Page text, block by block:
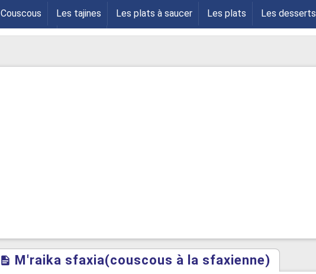
Couscous Les tajines Les plats à saucer Les plats Les desserts
Les entrées Astuces
M'raika sfaxia(couscous à la sfaxienne)